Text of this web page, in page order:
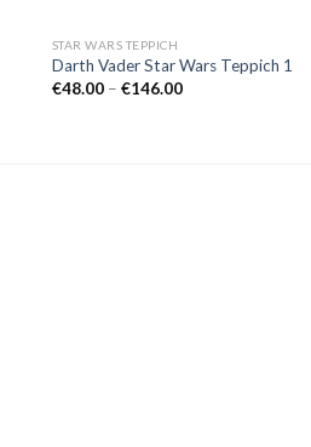
STAR WARS TEPPICH
Darth Vader Star Wars Teppich 1
€48.00 – €146.00Preisspanne: